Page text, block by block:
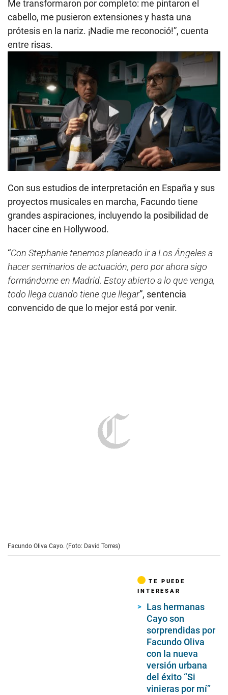
Me transformaron por completo: me pintaron el
cabello, me pusieron extensiones y hasta una
prótesis en la nariz. ¡Nadie me reconoció!”, cuenta
entre risas.
Play
Con sus estudios de interpretación en España y sus
proyectos musicales en marcha, Facundo tiene
grandes aspiraciones, incluyendo la posibilidad de
hacer cine en Hollywood.
“Con Stephanie tenemos planeado ir a Los Ángeles a
hacer seminarios de actuación, pero por ahora sigo
formándome en Madrid. Estoy abierto a lo que venga,
todo llega cuando tiene que llegar”, sentencia
convencido de que lo mejor está por venir.
Facundo Oliva Cayo. (Foto: David Torres)
TE PUEDE
INTERESAR
Las hermanas
Cayo son
sorprendidas por
Facundo Oliva
con la nueva
versión urbana
del éxito “Si
vinieras por mí”